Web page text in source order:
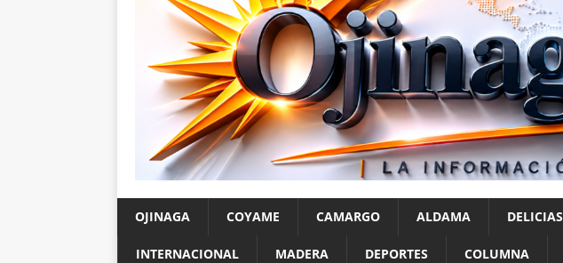
OJINAGA COYAME CAMARGO ALDAMA DELICIAS
INTERNACIONAL MADERA DEPORTES COLUMNA